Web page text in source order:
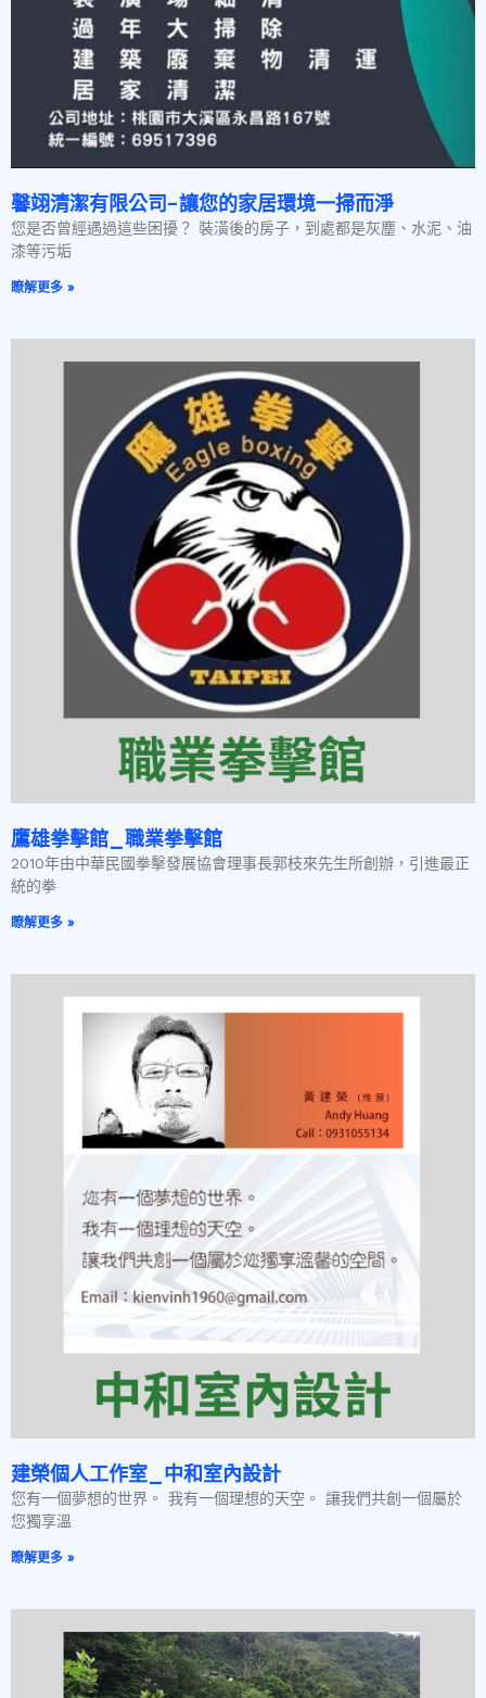
馨翊清潔有限公司-讓您的家居環境一掃而淨
您是否曾經遇過這些困擾？ 裝潢後的房子，到處都是灰塵、水泥、油
漆等污垢
瞭解更多 »
鷹雄拳擊館_職業拳擊館
2010年由中華民國拳擊發展協會理事長郭枝來先生所創辦，引進最正
統的拳
瞭解更多 »
建榮個人工作室_中和室內設計
您有一個夢想的世界。 我有一個理想的天空。 讓我們共創一個屬於
您獨享溫
瞭解更多 »